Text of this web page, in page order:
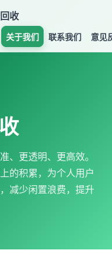
收
关于我们 联系我们 意见
、更透明、更高效。
的积累，为个人用户
减少闲置浪费，提升